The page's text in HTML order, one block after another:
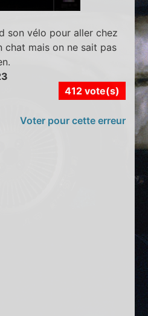
son vélo pour aller chez
chat mais on ne sait pas
412 vote(s)
Voter pour cette erreur